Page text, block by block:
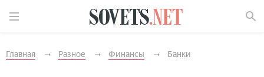
Главная Разное Финансы Банки